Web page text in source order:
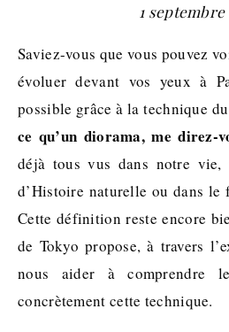
1 septembre
Saviez-vous que vous pouvez voir l’éruption du Vésuve
évoluer devant vos yeux à
possible grâce à la technique
ce qu’un diorama, me direz-
déjà tous vus dans notre vie,
d’Histoire naturelle ou dans le
Cette définition reste encore
de Tokyo propose, à travers
nous aider à comprendre
concrètement cette technique.